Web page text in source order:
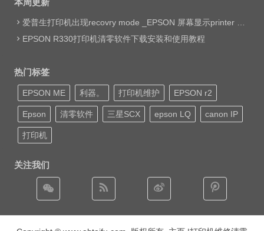
爱普生打印机出现recovry mode _EPSON 屏幕显示printer mode set jig网络远程维修
EPSON R330打印机清零软件下载安装和使用教程
热门标签
EPSON ME 利器。 打印机维护 EPSON r2
Epson 清零软件 三星SCX epson LQ canon IP
打印机
关注我们